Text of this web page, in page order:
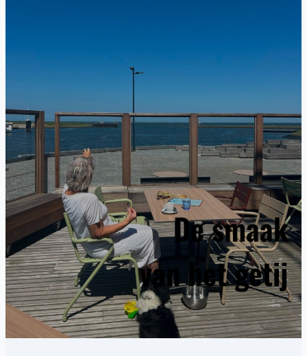
De smaak
van het getij